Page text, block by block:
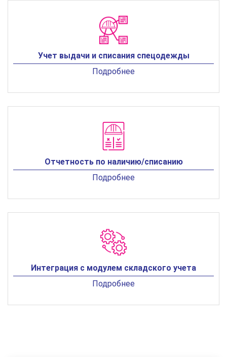
Учет выдачи и списания спецодежды
Подробнее
Отчетность по наличию/списанию
Подробнее
Интеграция с модулем складского учета
Подробнее